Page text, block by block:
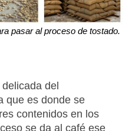
pasar al proceso de tostado.
del
que es donde se
contenidos en los
se da al café ese